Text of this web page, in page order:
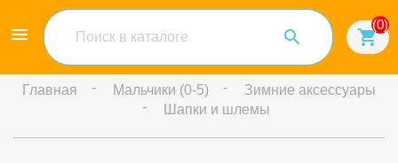
shopping_cart
(0)

Главная Мальчики (0-5)
Зимние аксессуары
Шапки и шлемы